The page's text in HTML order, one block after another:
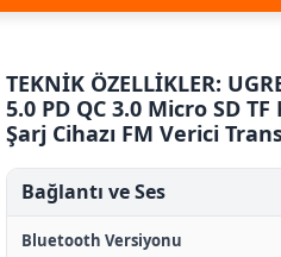
TEKNİK ÖZELLİKLER:
5.0 PD QC 3.0 Micro SD
Şarj Cihazı FM Verici
Bağlantı ve Ses
Bluetooth Versiyonu